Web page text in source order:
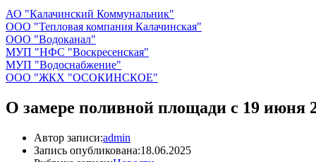
АО "Калачинский Коммунальник"
ООО "Тепловая компания Калачинская"
ООО "Водоканал"
МУП "НФС "Воскресенская"
МУП "Водоснабжение"
ООО "ЖКХ "ОСОКИНСКОЕ"
О замере поливной площади c 19 июня
Автор записи:admin
Запись опубликована:18.06.2025